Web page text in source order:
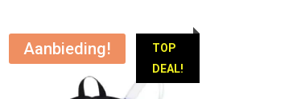
TOP
DEAL!
Aanbieding!